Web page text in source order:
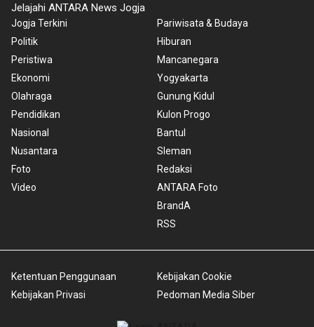
Jelajahi ANTARA News Jogja
Jogja Terkini
Politik
Peristiwa
Ekonomi
Olahraga
Pendidikan
Nasional
Nusantara
Foto
Video
Pariwisata & Budaya
Hiburan
Mancanegara
Yogyakarta
Gunung Kidul
Kulon Progo
Bantul
Sleman
Redaksi
ANTARA Foto
BrandA
RSS
Ketentuan Penggunaan
Kebijakan Privasi
Kebijakan Cookie
Pedoman Media Siber